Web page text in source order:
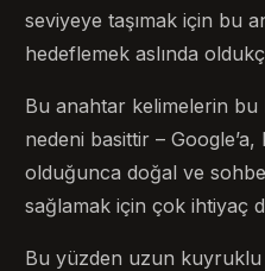
seviyeye taşımak için bu
hedeflemek aslında
Bu anahtar kelimelerin bu
nedeni basittir –
olduğunca doğal ve
sağlamak için çok ihtiyaç
Bu yüzden uzun kuyruklu